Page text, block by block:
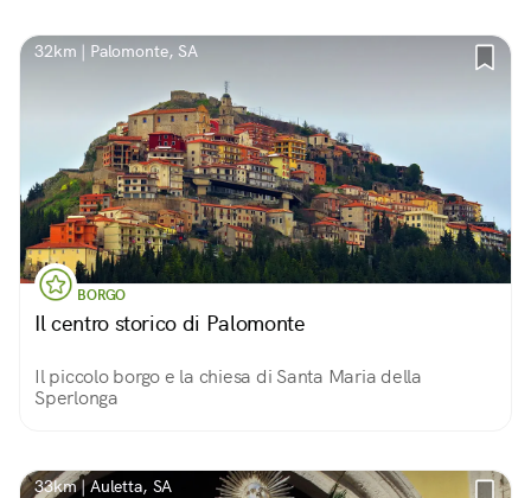
32km | Palomonte, SA
BORGO
Il centro storico di Palomonte
Il piccolo borgo e la chiesa di Santa Maria della
Sperlonga
33km | Auletta, SA